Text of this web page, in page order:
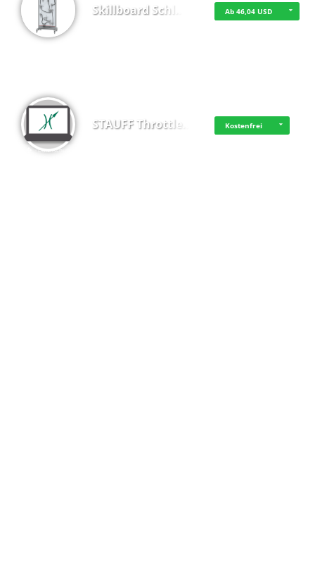
Skillboard Schl… Ab 46,04 USD
STAUFF Throttle… Kostenfrei
·Datenschutz